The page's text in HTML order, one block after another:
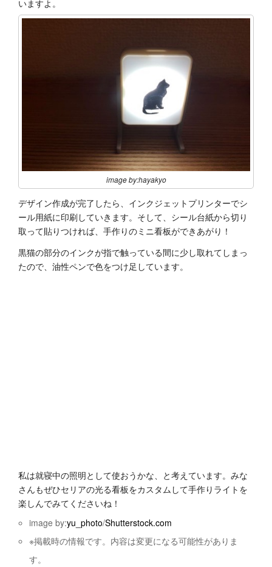
いますよ。
image by:hayakyo
デザイン作成が完了したら、インクジェットプリンターでシ
ール用紙に印刷していきます。そして、シール台紙から切り
取って貼りつければ、手作りのミニ看板ができあがり！
黒猫の部分のインクが指で触っている間に少し取れてしまっ
たので、油性ペンで色をつけ足しています。
私は就寝中の照明として使おうかな、と考えています。みな
さんもぜひセリアの光る看板をカスタムして手作りライトを
楽しんでみてくださいね！
image by:yu_photo/Shutterstock.com
※掲載時の情報です。内容は変更になる可能性がありま
す。